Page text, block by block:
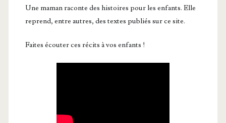
Une maman raconte des histoires pour les enfants. Elle
reprend, entre autres, des textes publiés sur ce site.
Faites écouter ces récits à vos enfants !